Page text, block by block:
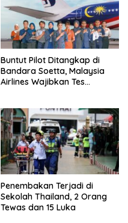
Buntut Pilot Ditangkap di
Bandara Soetta, Malaysia
Airlines Wajibkan Tes
Penembakan Terjadi di
Sekolah Thailand, 2 Orang
Tewas dan 15 Luka